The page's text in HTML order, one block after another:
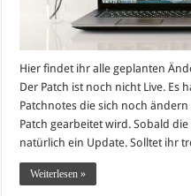
Hier findet ihr alle geplanten
Der Patch ist noch nicht Live. Es
Patchnotes die sich noch
Patch gearbeitet wird. Sobald
natürlich ein Update. Solltet ihr
Weiterlesen »